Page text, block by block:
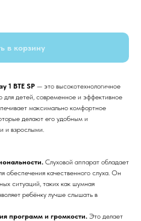
в корзину
1 BTE SP — это высокотехнологичное
для детей, современное и эффективное
максимально комфортное
делают его удобным и
и взрослыми.
Слуховой аппарат обладает
обеспечения качественного слуха. Он
ситуаций, таких как шумная
ребёнку лучше слышать в
программ и громкости. Это делает